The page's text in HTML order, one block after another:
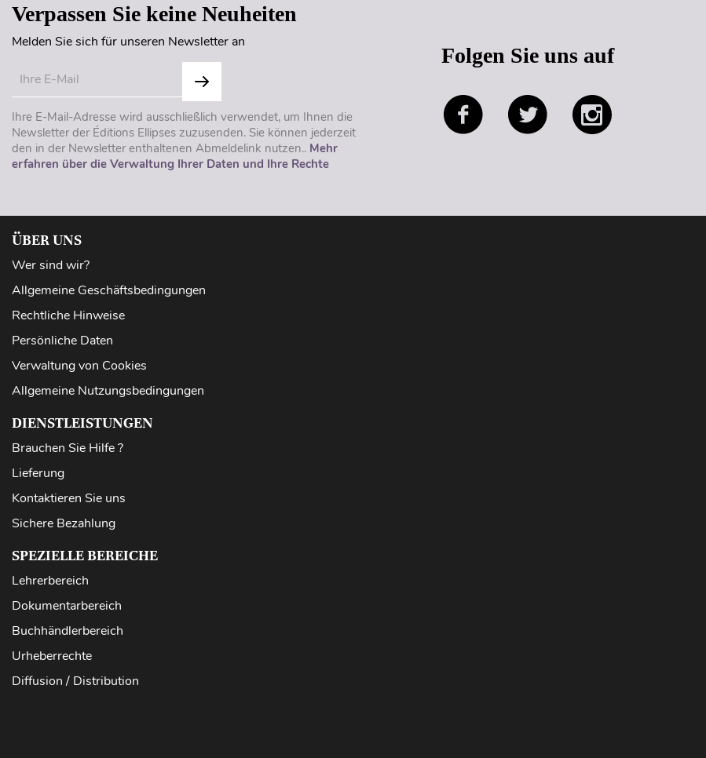
Verpassen Sie keine Neuheiten
Melden Sie sich für unseren Newsletter an
Ihre E-Mail-Adresse wird ausschließlich verwendet, um Ihnen die
Newsletter der Éditions Ellipses zuzusenden. Sie können jederzeit
den in der Newsletter enthaltenen Abmeldelink nutzen.. Mehr
erfahren über die Verwaltung Ihrer Daten und Ihre Rechte
Folgen Sie uns auf
ÜBER UNS
Wer sind wir?
Allgemeine Geschäftsbedingungen
Rechtliche Hinweise
Persönliche Daten
Verwaltung von Cookies
Allgemeine Nutzungsbedingungen
DIENSTLEISTUNGEN
Brauchen Sie Hilfe ?
Lieferung
Kontaktieren Sie uns
Sichere Bezahlung
SPEZIELLE BEREICHE
Lehrerbereich
Dokumentarbereich
Buchhändlerbereich
Urheberrechte
Diffusion / Distribution